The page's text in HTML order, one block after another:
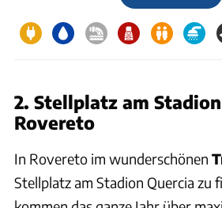
2. Stellplatz am
Rovereto
In Rovereto im wunderschönen
Stellplatz am Stadion Quercia zu